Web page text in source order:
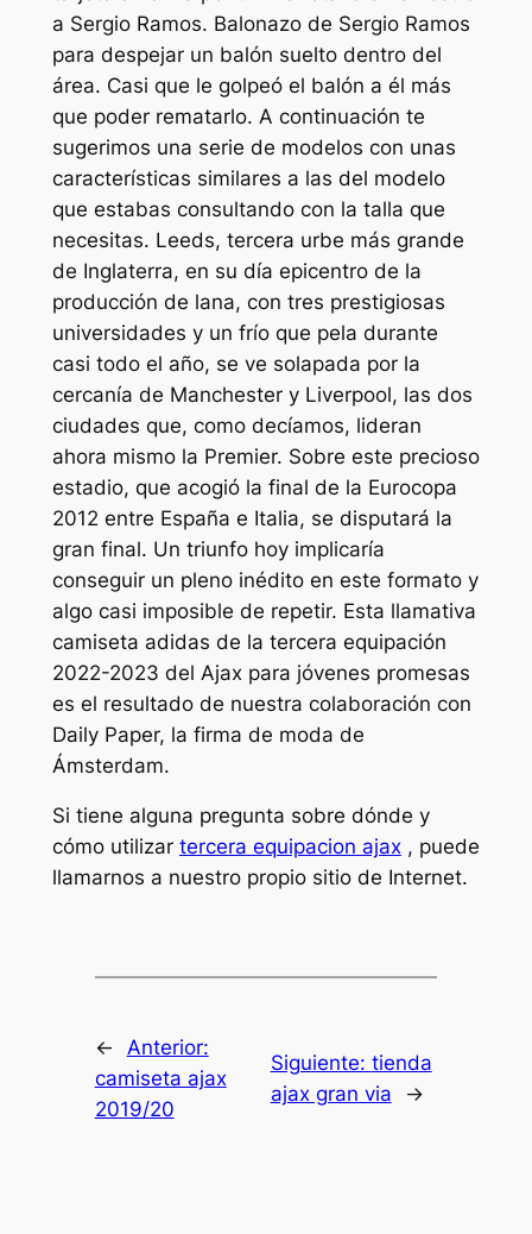
a Sergio Ramos. Balonazo de Sergio Ramos
para despejar un balón suelto dentro del
área. Casi que le golpeó el balón a él más
que poder rematarlo. A continuación te
sugerimos una serie de modelos con unas
características similares a las del modelo
que estabas consultando con la talla que
necesitas. Leeds, tercera urbe más grande
de Inglaterra, en su día epicentro de la
producción de lana, con tres prestigiosas
universidades y un frío que pela durante
casi todo el año, se ve solapada por la
cercanía de Manchester y Liverpool, las dos
ciudades que, como decíamos, lideran
ahora mismo la Premier. Sobre este precioso
estadio, que acogió la final de la Eurocopa
2012 entre España e Italia, se disputará la
gran final. Un triunfo hoy implicaría
conseguir un pleno inédito en este formato y
algo casi imposible de repetir. Esta llamativa
camiseta adidas de la tercera equipación
2022-2023 del Ajax para jóvenes promesas
es el resultado de nuestra colaboración con
Daily Paper, la firma de moda de
Ámsterdam.
Si tiene alguna pregunta sobre dónde y
cómo utilizar tercera equipacion ajax, puede
llamarnos a nuestro propio sitio de Internet.
← Anterior:
camiseta ajax
2019/20
Siguiente: tienda
ajax gran via
→